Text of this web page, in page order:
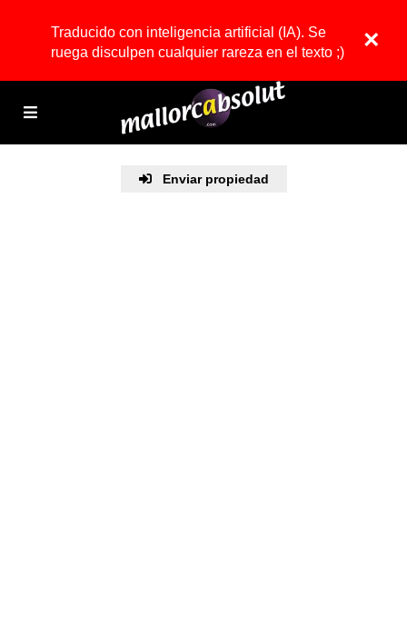
Traducido con inteligencia artificial (IA). Se
ruega disculpen cualquier rareza en el texto ;)
×
Enviar propiedad